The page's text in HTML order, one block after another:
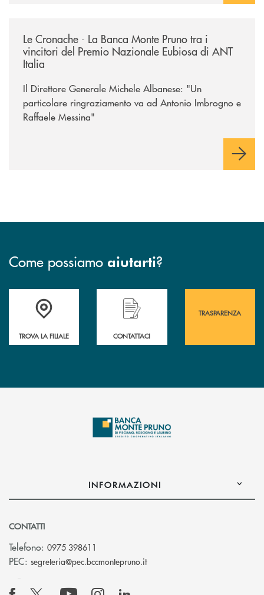
Le Cronache - La Banca Monte Pruno tra i
vincitori del Premio Nazionale Eubiosa di ANT
Italia
Il Direttore Generale Michele Albanese: "Un
particolare ringraziamento va ad Antonio Imbrogno e
Raffaele Messina"
Come possiamo aiutarti?
Accedi all' elenco completo&nbsp; delle&nbsp; filiali&nbsp; di Banca
TROVA LA FILIALE
Hai bisogno di assistenza immediata?
CONTATTACI
TRASPARENZA
INFORMAZIONI
CONTATTI
Telefono: 0975 398611
PEC: segreteria@pec.bccmontepruno.it(si apre l’app di posta